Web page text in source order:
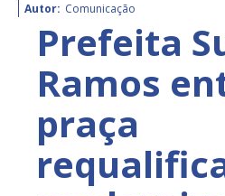
Autor: Comunicação
Prefeita
Ramos
praça